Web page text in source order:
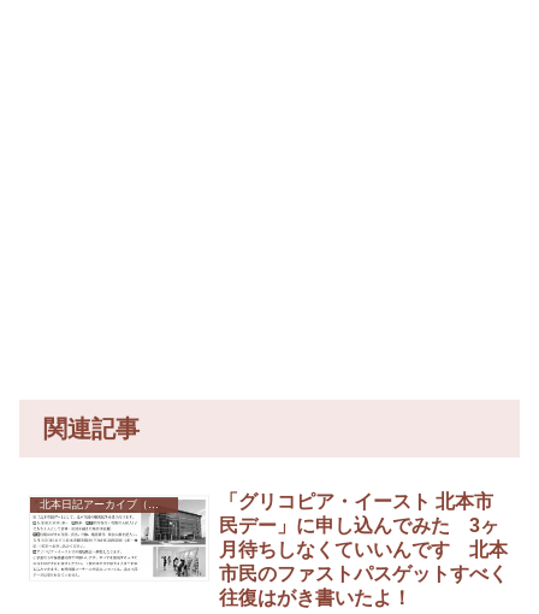
関連記事
「グリコピア・イースト 北本市
民デー」に申し込んでみた 3ヶ
月待ちしなくていいんです 北本
市民のファストパスゲットすべく
往復はがき書いたよ！